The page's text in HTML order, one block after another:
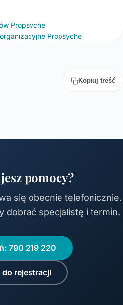
Propsyche
Propsyche
Kopiuj treść
pomocy?
się obecnie telefonicznie.
dobrać specjalistę i termin.
790 219 220
do rejestracji